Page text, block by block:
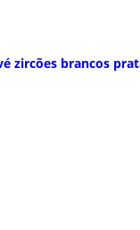
zircões brancos